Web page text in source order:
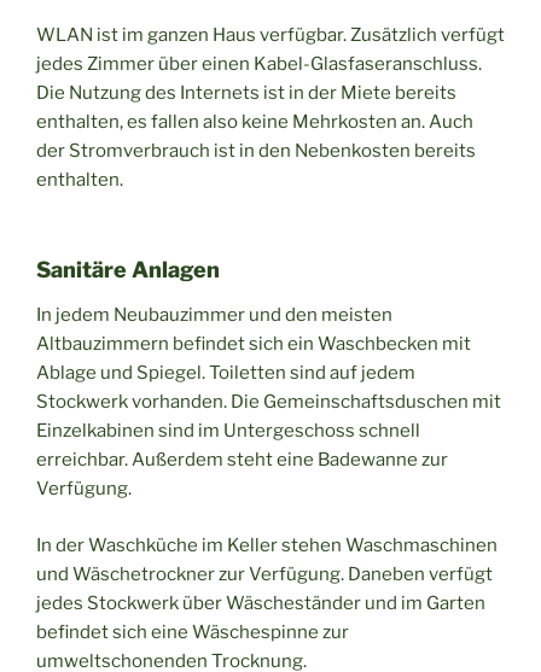
WLAN ist im ganzen Haus verfügbar. Zusätzlich verfügt
jedes Zimmer über einen Kabel-Glasfaseranschluss.
Die Nutzung des Internets ist in der Miete bereits
enthalten, es fallen also keine Mehrkosten an. Auch
der Stromverbrauch ist in den Nebenkosten bereits
enthalten.
Sanitäre Anlagen
In jedem Neubauzimmer und den meisten
Altbauzimmern befindet sich ein Waschbecken mit
Ablage und Spiegel. Toiletten sind auf jedem
Stockwerk vorhanden. Die Gemeinschaftsduschen mit
Einzelkabinen sind im Untergeschoss schnell
erreichbar. Außerdem steht eine Badewanne zur
Verfügung.
In der Waschküche im Keller stehen Waschmaschinen
und Wäschetrockner zur Verfügung. Daneben verfügt
jedes Stockwerk über Wäscheständer und im Garten
befindet sich eine Wäschespinne zur
umweltschonenden Trocknung.